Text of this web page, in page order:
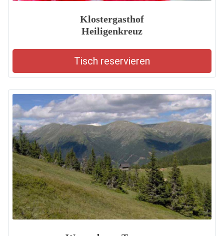
Klostergasthof
Heiligenkreuz
Tisch reservieren